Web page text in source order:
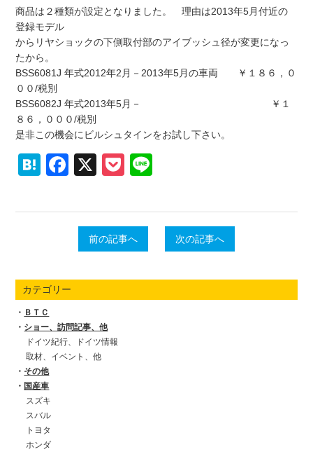
カテゴリー
ＢＴＣ
ショー、訪問記事、他
ドイツ紀行、ドイツ情報
取材、イベント、他
その他
国産車
スズキ
スバル
トヨタ
ホンダ
商品は２種類が設定となりました。 理由は2013年5月付近の
登録モデル
からリヤショックの下側取付部のアイブッシュ径が変更になっ
たから。
BSS6081J 年式2012年2月－2013年5月の車両 ￥１８６，０
００/税別
BSS6082J 年式2013年5月－ ￥１
８６，０００/税別
是非この機会にビルシュタインをお試し下さい。
Hatena
Facebook
X Pocket
前の記事へ 次の記事へ